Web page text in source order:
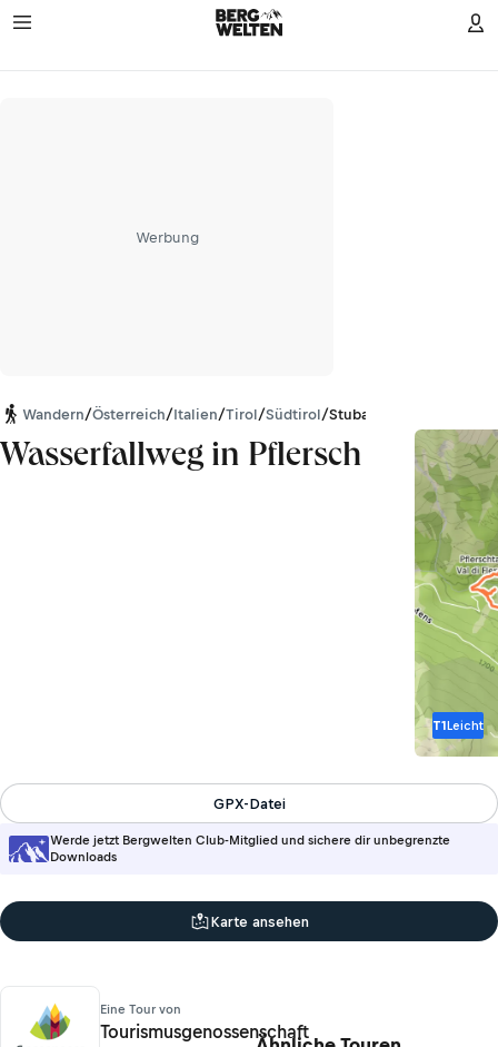
Werbung
Wandern/Österreich/Italien/Tirol/Südtirol/Stubaier Alpen
Wasserfallweg in Pflersch
T1Leicht
Werde jetzt Bergwelten Club-Mitglied und sichere dir unbegrenzte
Downloads
GPX-Datei
Karte ansehen
Eine Tour von
Tourismusgenossenschaft